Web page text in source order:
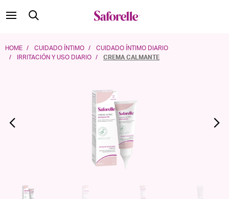
HOME CUIDADO ÍNTIMO
CUIDADO ÍNTIMO DIARIO
IRRITACIÓN Y USO DIARIO
CREMA CALMANTE